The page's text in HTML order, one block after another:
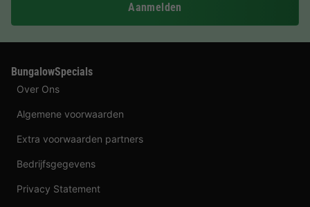
Aanmelden
BungalowSpecials
Over Ons
Algemene voorwaarden
Extra voorwaarden partners
Bedrijfsgegevens
Privacy Statement